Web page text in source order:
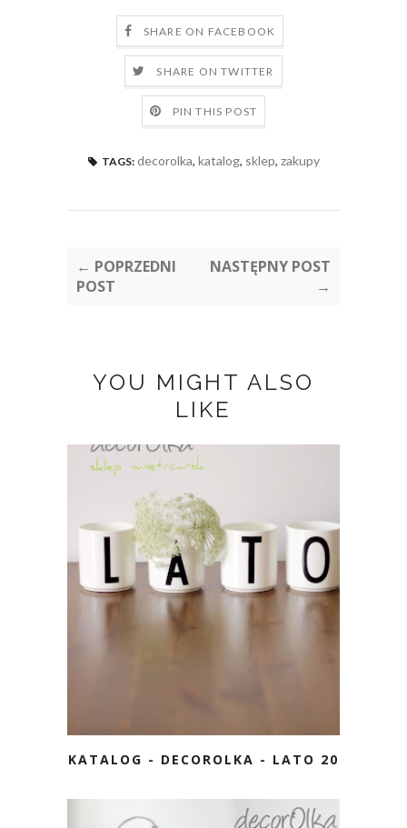
SHARE ON FACEBOOK
SHARE ON TWITTER
PIN THIS POST
TAGS: decorolka, katalog, sklep, zakupy
← POPRZEDNI
POST
NASTĘPNY POST
→
YOU MIGHT ALSO
LIKE
KATALOG - DECOROLKA - LATO 2013